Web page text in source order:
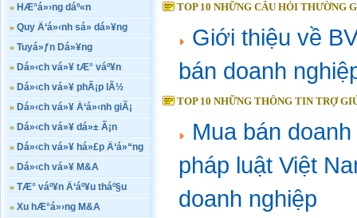
» HÆ°á»›ng dáº«n
» Quy Ä‘á»‹nh sá»­ dá»¥ng
» Tuyá»ƒn Dá»¥ng
» Dá»‹ch vá»¥ tÆ° váº¥n
» Dá»‹ch vá»¥ phÃ¡p lÃ½
» Dá»‹ch vá»¥ Ä‘á»‹nh giÃ¡
» Dá»‹ch vá»¥ dá»± Ã¡n
» Dá»‹ch vá»¥ há»£p Ä‘á»“ng
» Dá»‹ch vá»¥ M&A
» TÆ° váº¥n Ä‘áº¥u tháº§u
» Xu hÆ°á»›ng M&A
TOP 10 NHỮNG CÂU HỎI THƯỜNG
Giới thiệu về
bán doanh
TOP 10 NHỮNG THÔNG TIN TRỢ
Mua bán
pháp luật Việt
doanh nghiệp